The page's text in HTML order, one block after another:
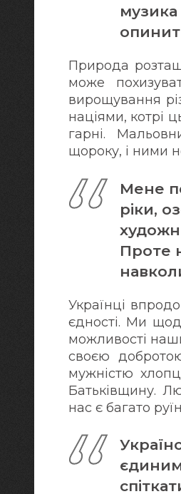
музика
Природа
може
вирощування
націями, котрі
гарні.
щороку, і ними
Мене
ріки,
Проте
Українці
єдності. Ми
можливості
своєю
мужністю
Батьківщину.
нас є багато